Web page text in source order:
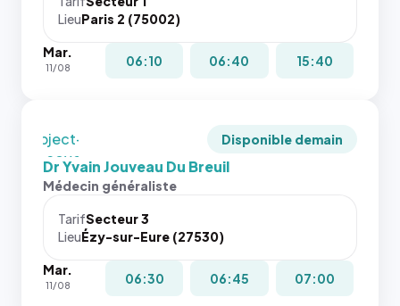
navigateur
pas la
place, et
dernières
images de
l'annuaire
dans ce
cas. #}
LieuParis 2 (75002)
Mar.
11/08 06:10 06:40 15:40
toutes les
puisque la
`object-
fit: cover`.
Sans ces
navigateur
pas la
place, et
Disponible demain
Dr Yvain Jouveau Du Breuil
Médecin généraliste
TarifSecteur 3
LieuÉzy-sur-Eure (27530)
Mar.
11/08 06:30 06:45 07:00